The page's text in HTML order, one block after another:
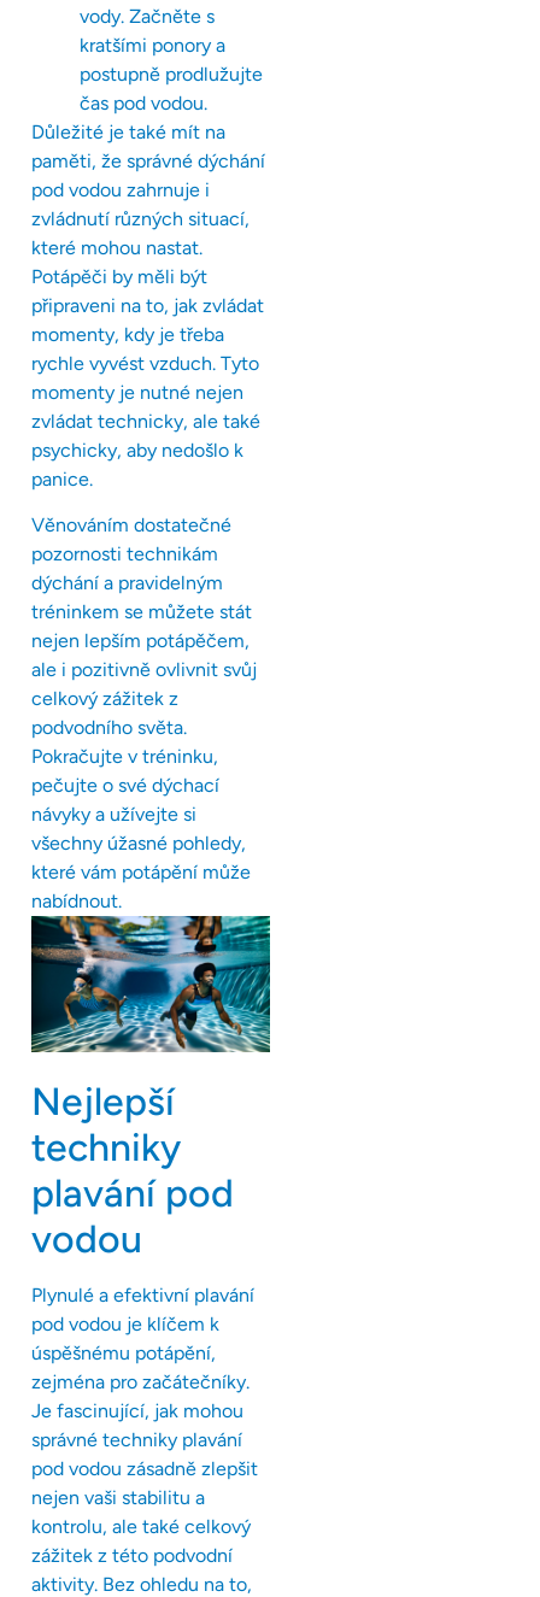
vody. Začněte s
kratšími ponory a
postupně prodlužujte
čas pod vodou.
Důležité je také mít na
paměti, že správné dýchání
pod vodou zahrnuje i
zvládnutí různých situací,
které mohou nastat.
Potápěči by měli být
připraveni na to, jak zvládat
momenty, kdy je třeba
rychle vyvést vzduch. Tyto
momenty je nutné nejen
zvládat technicky, ale také
psychicky, aby nedošlo k
panice.
Věnováním dostatečné
pozornosti technikám
dýchání a pravidelným
tréninkem se můžete stát
nejen lepším potápěčem,
ale i pozitivně ovlivnit svůj
celkový zážitek z
podvodního světa.
Pokračujte v tréninku,
pečujte o své dýchací
návyky a užívejte si
všechny úžasné pohledy,
které vám potápění může
nabídnout.
Nejlepší
techniky
plavání pod
vodou
Plynulé a efektivní plavání
pod vodou je klíčem k
úspěšnému potápění,
zejména pro začátečníky.
Je fascinující, jak mohou
správné techniky plavání
pod vodou zásadně zlepšit
nejen vaši stabilitu a
kontrolu, ale také celkový
zážitek z této podvodní
aktivity. Bez ohledu na to,